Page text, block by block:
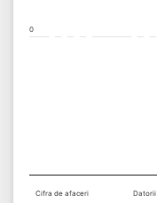
Cifra de afaceri Datorii
0